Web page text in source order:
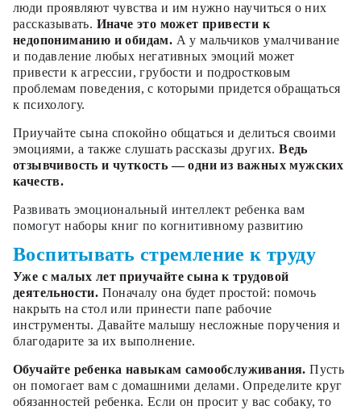
люди проявляют чувства и им нужно научиться о них
рассказывать. Иначе это может привести к
недопониманию и обидам. А у мальчиков умалчивание
и подавление любых негативных эмоций может
привести к агрессии, грубости и подростковым
проблемам поведения, с которыми придется обращаться
к психологу.
Приучайте сына спокойно общаться и делиться своими
эмоциями, а также слушать рассказы других. Ведь
отзывчивость и чуткость — одни из важных мужских
качеств.
Развивать эмоциональный интеллект ребенка вам
помогут наборы книг по когнитивному развитию
Воспитывать стремление к труду
Уже с малых лет приучайте сына к трудовой
деятельности. Поначалу она будет простой: помочь
накрыть на стол или принести папе рабочие
инструменты. Давайте малышу несложные поручения и
благодарите за их выполнение.
Обучайте ребенка навыкам самообслуживания. Пусть
он помогает вам с домашними делами. Определите круг
обязанностей ребенка. Если он просит у вас собаку, то